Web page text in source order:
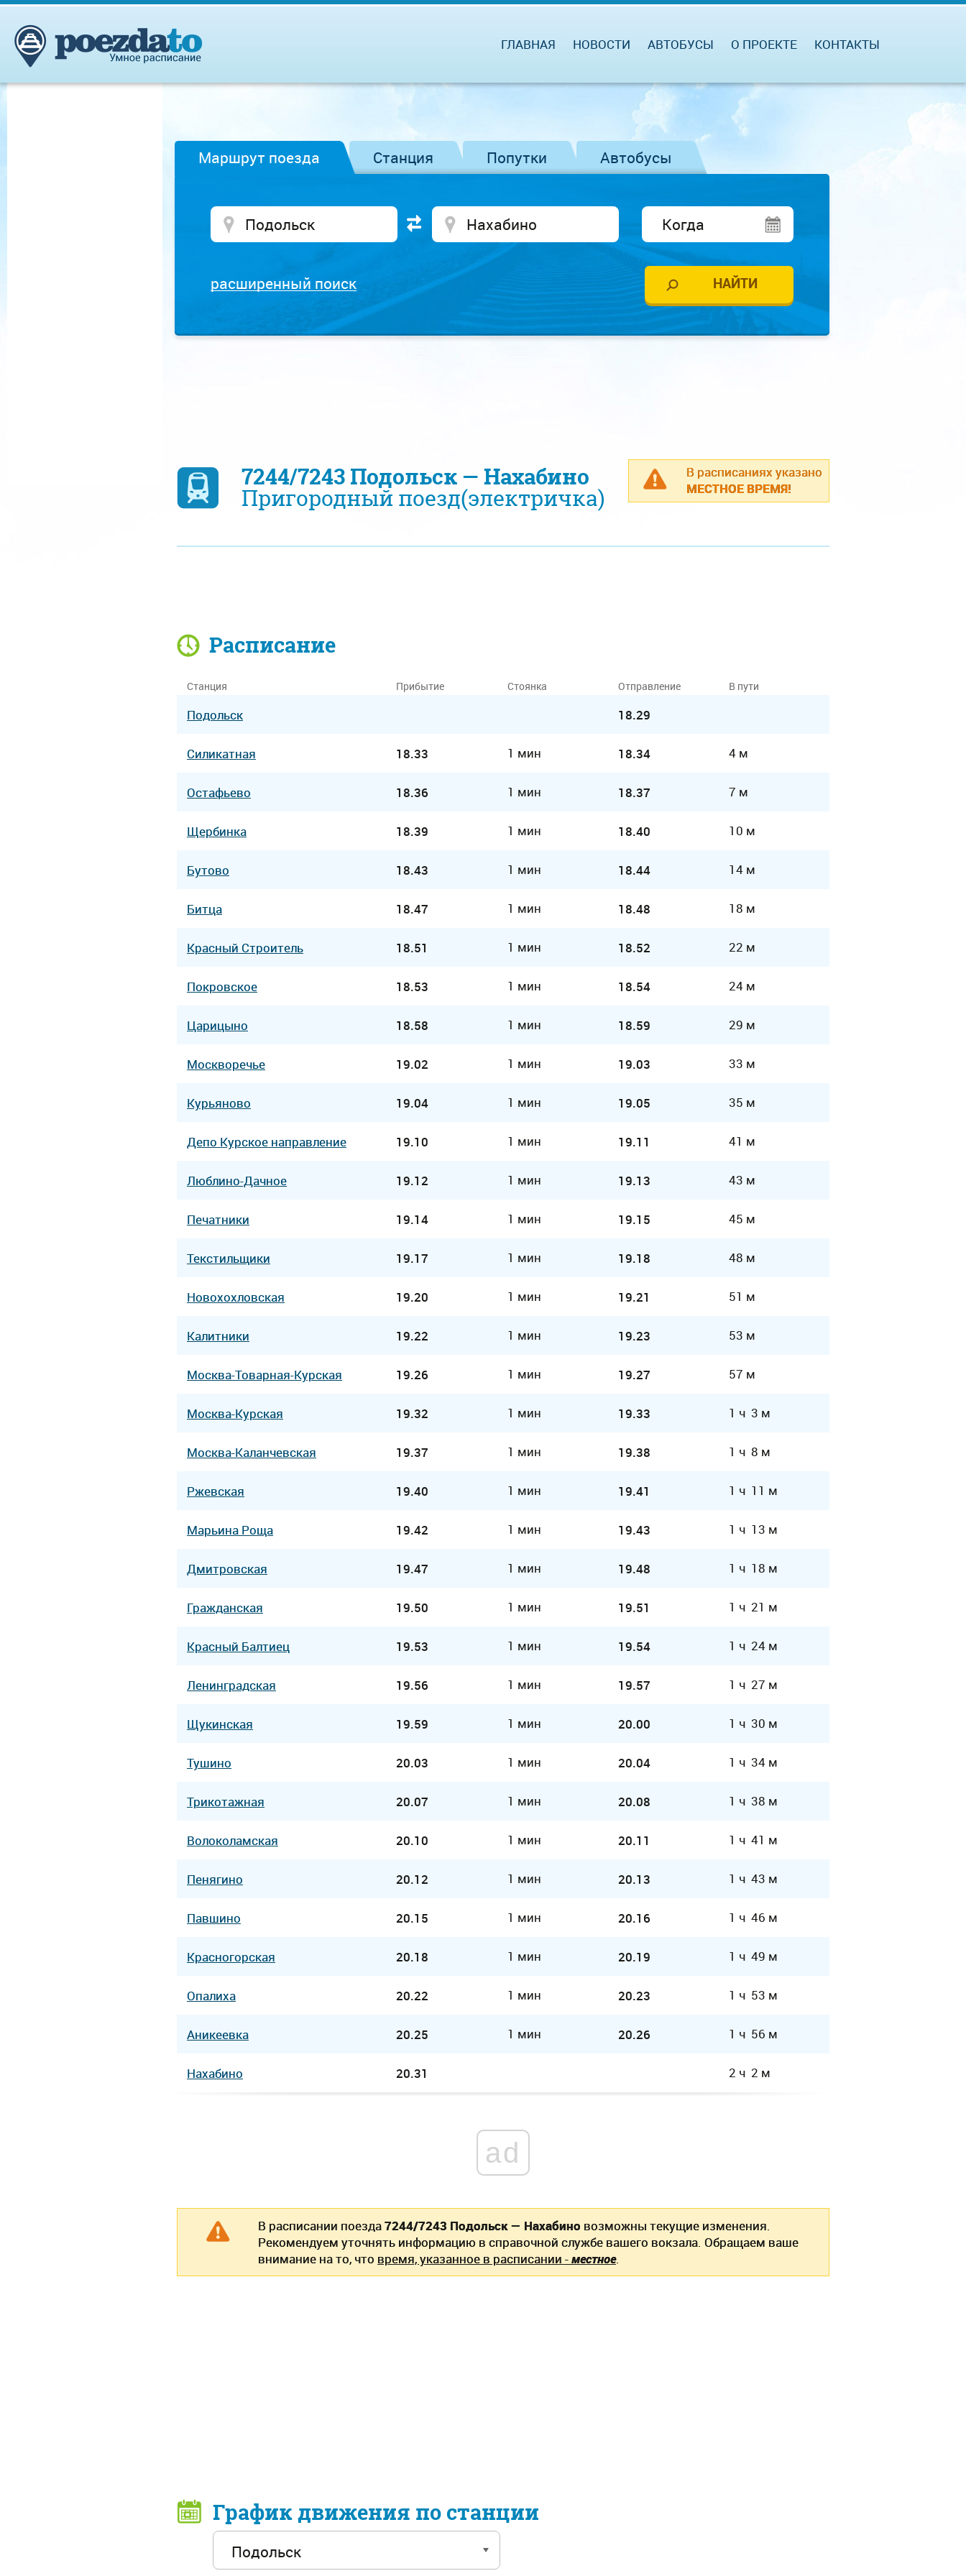
ГЛАВНАЯ НОВОСТИ АВТОБУСЫ О ПРОЕКТЕ КОНТАКТЫ
Маршрут поезда Станция Попутки Автобусы
расширенный поиск
В расписаниях указано
МЕСТНОЕ ВРЕМЯ!
7244/7243 Подольск — Нахабино
Пригородный поезд(электричка)
Расписание
Станция Прибытие Стоянка Отправление В пути
Подольск 18.29
Силикатная 18.33 1 мин 18.34 4 м
Остафьево 18.36 1 мин 18.37 7 м
Щербинка 18.39 1 мин 18.40 10 м
Бутово 18.43 1 мин 18.44 14 м
Битца 18.47 1 мин 18.48 18 м
Красный Строитель 18.51 1 мин 18.52 22 м
Покровское 18.53 1 мин 18.54 24 м
Царицыно 18.58 1 мин 18.59 29 м
Москворечье 19.02 1 мин 19.03 33 м
Курьяново 19.04 1 мин 19.05 35 м
Депо Курcкое направление 19.10 1 мин 19.11 41 м
Люблино-Дачное 19.12 1 мин 19.13 43 м
Печатники 19.14 1 мин 19.15 45 м
Текстильщики 19.17 1 мин 19.18 48 м
Новохохловская 19.20 1 мин 19.21 51 м
Калитники 19.22 1 мин 19.23 53 м
Москва-Товарная-Курская 19.26 1 мин 19.27 57 м
Москва-Курская 19.32 1 мин 19.33 1 ч 3 м
Москва-Каланчевская 19.37 1 мин 19.38 1 ч 8 м
Ржевская 19.40 1 мин 19.41 1 ч 11 м
Марьина Роща 19.42 1 мин 19.43 1 ч 13 м
Дмитровская 19.47 1 мин 19.48 1 ч 18 м
Гражданская 19.50 1 мин 19.51 1 ч 21 м
Красный Балтиец 19.53 1 мин 19.54 1 ч 24 м
Ленинградская 19.56 1 мин 19.57 1 ч 27 м
Щукинская 19.59 1 мин 20.00 1 ч 30 м
Тушино 20.03 1 мин 20.04 1 ч 34 м
Трикотажная 20.07 1 мин 20.08 1 ч 38 м
Волоколамская 20.10 1 мин 20.11 1 ч 41 м
Пенягино 20.12 1 мин 20.13 1 ч 43 м
Павшино 20.15 1 мин 20.16 1 ч 46 м
Красногорская 20.18 1 мин 20.19 1 ч 49 м
Опалиха 20.22 1 мин 20.23 1 ч 53 м
Аникеевка 20.25 1 мин 20.26 1 ч 56 м
Нахабино 20.31 2 ч 2 м
ad
В расписании поезда7244/7243 Подольск — Нахабино возможны текущие изменения.
Рекомендуем уточнять информацию в справочной службе вашего вокзала. Обращаем ваше
внимание на то, что время, указанное в расписании -местное.
График движения по станции